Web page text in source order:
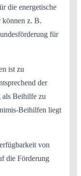
die energetische
können z. B.
für
ist zu
der
als Beihilfe zu
Beihilfen liegt
von
die Förderung